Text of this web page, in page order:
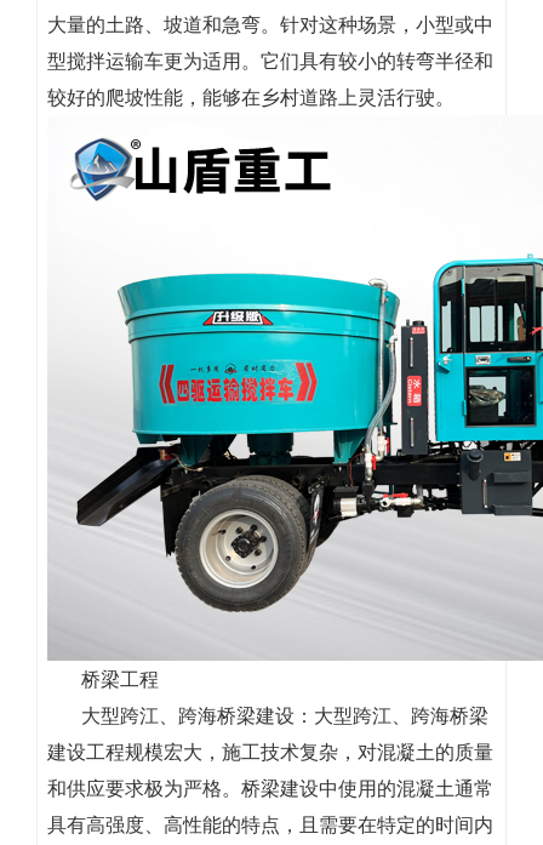
大量的土路、坡道和急弯。针对这种场景，小型或中
型搅拌运输车更为适用。它们具有较小的转弯半径和
较好的爬坡性能，能够在乡村道路上灵活行驶。
桥梁工程
大型跨江、跨海桥梁建设：大型跨江、跨海桥梁
建设工程规模宏大，施工技术复杂，对混凝土的质量
和供应要求极为严格。桥梁建设中使用的混凝土通常
具有高强度、高性能的特点，且需要在特定的时间内